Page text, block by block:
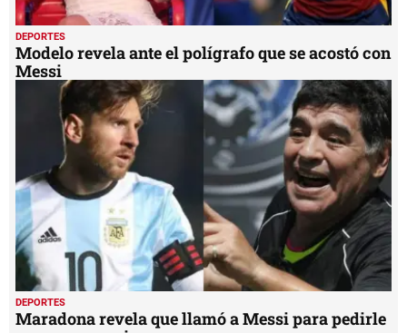
DEPORTES
Modelo revela ante el polígrafo que se acostó con
Messi
DEPORTES
Maradona revela que llamó a Messi para pedirle